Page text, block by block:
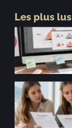
Les plus lus